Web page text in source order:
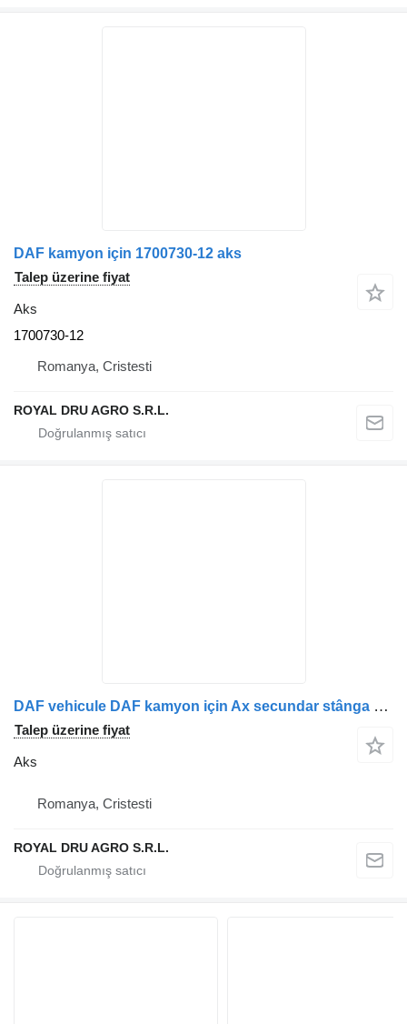
DAF kamyon için 1700730-12 aks
Talep üzerine fiyat
Aks
1700730-12
Romanya, Cristesti
ROYAL DRU AGRO S.R.L.
DAF vehicule DAF kamyon için Ax secundar stânga – Tija de cuplu, cod 1274741/2118348 aks
Talep üzerine fiyat
Aks
Romanya, Cristesti
ROYAL DRU AGRO S.R.L.